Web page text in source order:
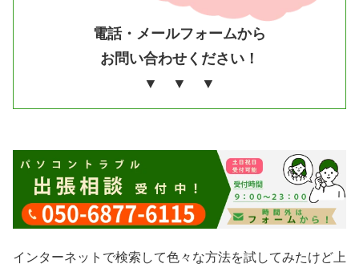
電話・メールフォームから
お問い合わせください！
▼ ▼ ▼
インターネットで検索して色々な方法を試してみたけど上